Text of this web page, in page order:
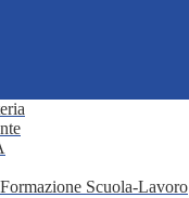
Scuola-Lavoro